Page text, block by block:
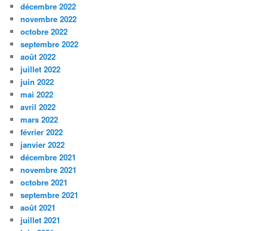
décembre 2022
novembre 2022
octobre 2022
septembre 2022
août 2022
juillet 2022
juin 2022
mai 2022
avril 2022
mars 2022
février 2022
janvier 2022
décembre 2021
novembre 2021
octobre 2021
septembre 2021
août 2021
juillet 2021